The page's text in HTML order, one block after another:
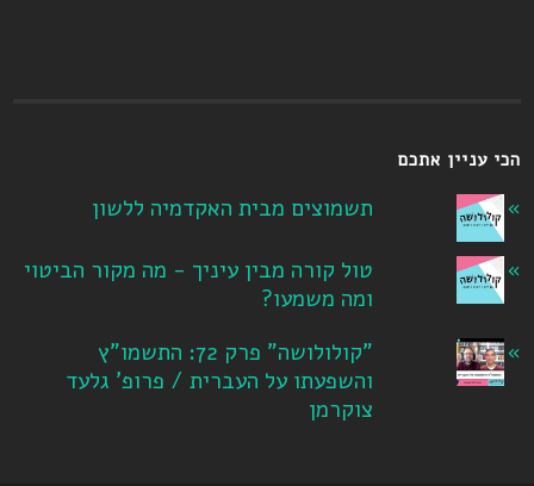
הכי עניין אתכם
תשמוצים מבית האקדמיה ללשון
טול קורה מבין עיניך - מה מקור הביטוי
ומה משמעו?
"קולולושה" פרק 72: התשמו"ץ
והשפעתו על העברית / פרופ' גלעד
צוקרמן